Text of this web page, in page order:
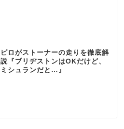
ピロがストーナーの走りを徹底解
説『ブリヂストンはOKだけど、
ミシュランだと…』